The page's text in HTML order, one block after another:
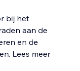
bij het
aan de
en de
Lees meer